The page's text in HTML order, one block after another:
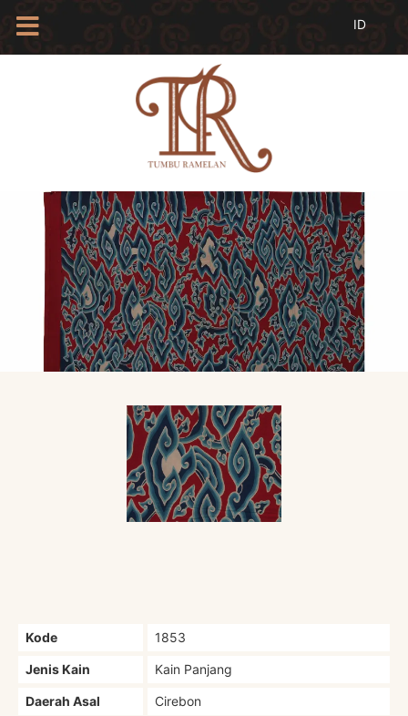
PROFIL
INSAN
KAMUS
KATALOG
JAWAB
Kode 1853
Jenis Kain Kain Panjang
Daerah Asal Cirebon